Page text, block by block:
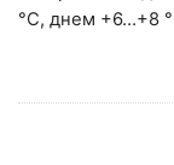
°С, днем +6…+8